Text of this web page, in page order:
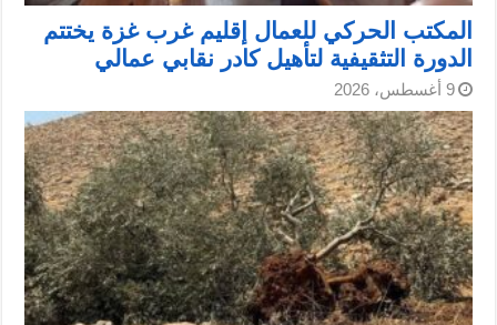
المكتب الحركي للعمال إقليم غرب غزة يختتم
الدورة التثقيفية لتأهيل كادر نقابي عمالي
9 أغسطس، 2026